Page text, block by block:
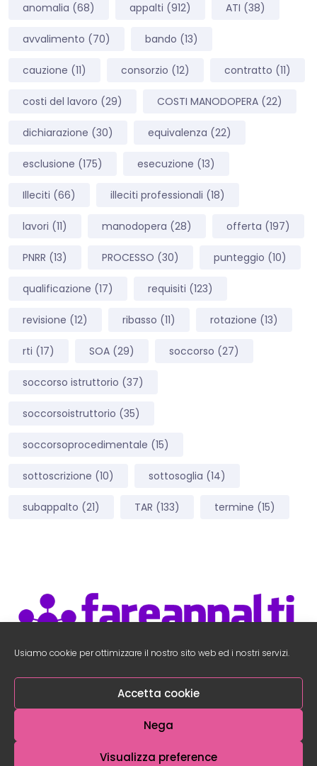
Usiamo cookie per ottimizzare il nostro sito web ed i nostri servizi.
Accetta cookie
Nega
Visualizza preference
anomalia (68) appalti (912) ATI (38)
avvalimento (70) bando (13)
cauzione (11) consorzio (12) contratto (11)
costi del lavoro (29) COSTI MANODOPERA (22)
dichiarazione (30) equivalenza (22)
esclusione (175) esecuzione (13)
Illeciti (66) illeciti professionali (18)
lavori (11) manodopera (28) offerta (197)
PNRR (13) PROCESSO (30) punteggio (10)
qualificazione (17) requisiti (123)
revisione (12) ribasso (11) rotazione (13)
rti (17) SOA (29) soccorso (27)
soccorso istruttorio (37)
soccorsoistruttorio (35)
soccorsoprocedimentale (15)
sottoscrizione (10) sottosoglia (14)
subappalto (21) TAR (133) termine (15)
Accedi Area Utenti–Accedi al Social Network